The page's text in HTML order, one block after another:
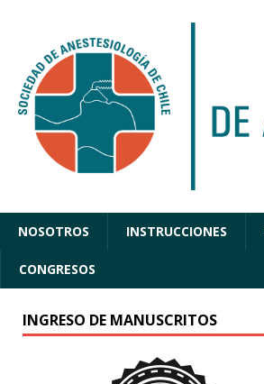
NOSOTROS INSTRUCCIONES
CONGRESOS
INGRESO DE MANUSCRITOS